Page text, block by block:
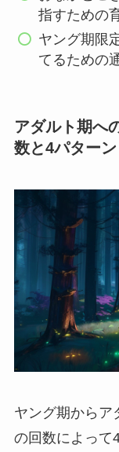
指すための
ヤング期限
てるための
アダルト期へ
数と4パターン
ヤング期からア
の回数によって